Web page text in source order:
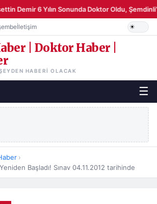
Demir 6 Yılın Sonunda Doktor Oldu,
İletişim
| Doktor Haber |
HABERI OLACAK
☰
›
Yeniden Başladı! Sınav 04.11.2012 tarihinde